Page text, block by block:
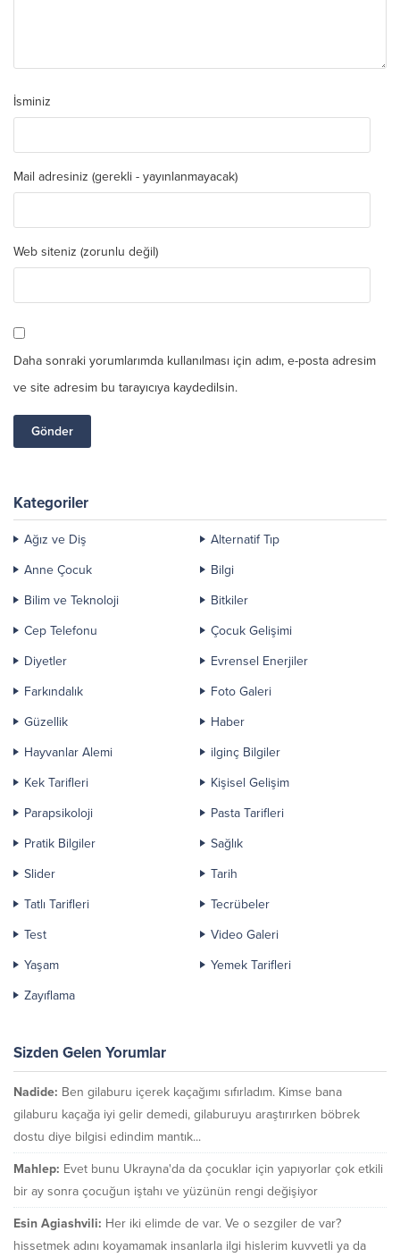
İsminiz
Mail adresiniz (gerekli - yayınlanmayacak)
Web siteniz (zorunlu değil)
Daha sonraki yorumlarımda kullanılması için adım, e-posta adresim
ve site adresim bu tarayıcıya kaydedilsin.
Kategoriler
Ağız ve Diş
Alternatif Tıp
Anne Çocuk
Bilgi
Bilim ve Teknoloji
Bitkiler
Cep Telefonu
Çocuk Gelişimi
Diyetler
Evrensel Enerjiler
Farkındalık
Foto Galeri
Güzellik
Haber
Hayvanlar Alemi
ilginç Bilgiler
Kek Tarifleri
Kişisel Gelişim
Parapsikoloji
Pasta Tarifleri
Pratik Bilgiler
Sağlık
Slider
Tarih
Tatlı Tarifleri
Tecrübeler
Test
Video Galeri
Yaşam
Yemek Tarifleri
Zayıflama
Sizden Gelen Yorumlar
Nadide: Ben gilaburu içerek kaçağımı sıfırladım. Kimse bana
gilaburu kaçağa iyi gelir demedi, gilaburuyu araştırırken böbrek
dostu diye bilgisi edindim mantık...
Mahlep: Evet bunu Ukrayna'da da çocuklar için yapıyorlar çok etkili
bir ay sonra çocuğun iştahı ve yüzünün rengi değişiyor
Esin Agiashvili: Her iki elimde de var. Ve o sezgiler de var?
hissetmek adını koyamamak insanlarla ilgi hislerim kuvvetli ya da